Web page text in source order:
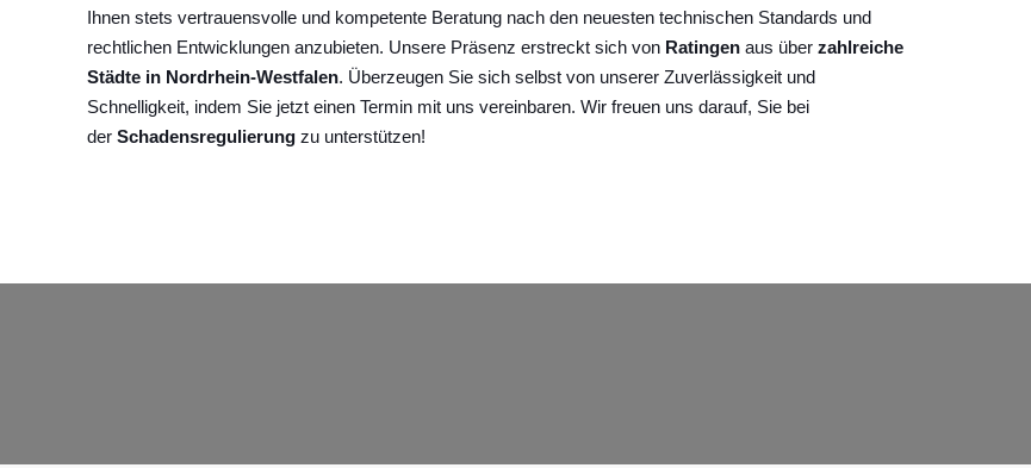
Ihnen stets vertrauensvolle und kompetente Beratung nach den neuesten technischen Standards und
rechtlichen Entwicklungen anzubieten. Unsere Präsenz erstreckt sich von Ratingen aus über zahlreiche
Städte in Nordrhein-Westfalen. Überzeugen Sie sich selbst von unserer Zuverlässigkeit und
Schnelligkeit, indem Sie jetzt einen Termin mit uns vereinbaren. Wir freuen uns darauf, Sie bei
der Schadensregulierung zu unterstützen!